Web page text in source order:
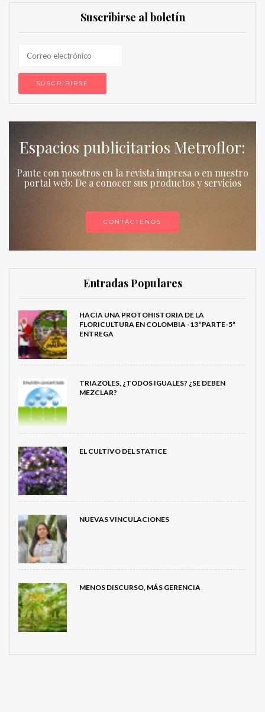
Suscribirse al boletín
Espacios publicitarios Metroflor:
Paute con nosotros en la revista impresa o en nuestro
portal web: De a conocer sus productos y servicios
CONTÁCTENOS
Entradas Populares
HACIA UNA PROTOHISTORIA DE LA
FLORICULTURA EN COLOMBIA -13ª PARTE-5ª
ENTREGA
TRIAZOLES, ¿TODOS IGUALES? ¿SE DEBEN
MEZCLAR?
EL CULTIVO DEL STATICE
NUEVAS VINCULACIONES
MENOS DISCURSO, MÁS GERENCIA